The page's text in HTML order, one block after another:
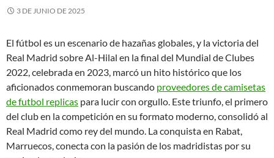
3 DE JUNIO DE 2025
El fútbol es un escenario de hazañas globales, y la victoria del
Real Madrid sobre Al-Hilal en la final del Mundial de Clubes
2022, celebrada en 2023, marcó un hito histórico que los
aficionados conmemoran buscando proveedores de camisetas
de futbol replicas para lucir con orgullo. Este triunfo, el primero
del club en la competición en su formato moderno, consolidó al
Real Madrid como rey del mundo. La conquista en Rabat,
Marruecos, conecta con la pasión de los madridistas por su